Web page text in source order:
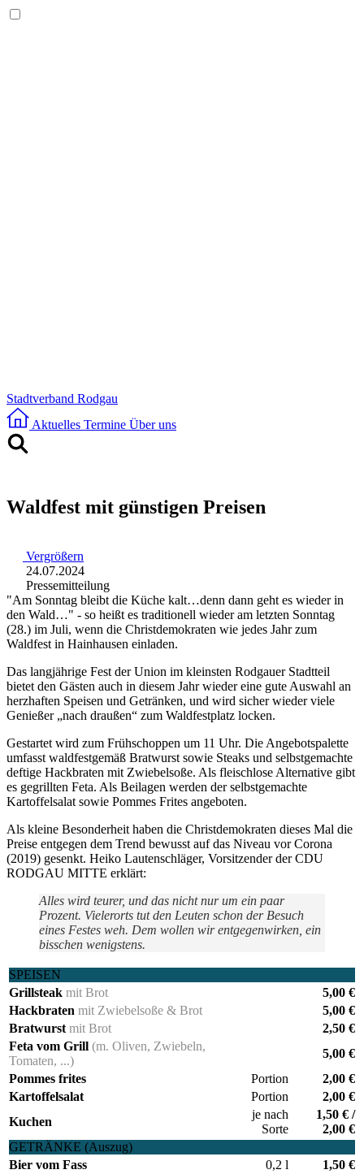
Stadtverband Rodgau
Aktuelles Termine Über uns
Waldfest mit günstigen Preisen
Vergrößern
24.07.2024
Pressemitteilung
"Am Sonntag bleibt die Küche kalt…denn dann geht es wieder in
den Wald…" - so heißt es traditionell wieder am letzten Sonntag
(28.) im Juli, wenn die Christdemokraten wie jedes Jahr zum
Waldfest in Hainhausen einladen.
Das langjährige Fest der Union im kleinsten Rodgauer Stadtteil
bietet den Gästen auch in diesem Jahr wieder eine gute Auswahl an
herzhaften Speisen und Getränken, und wird sicher wieder viele
Genießer „nach draußen“ zum Waldfestplatz locken.
Gestartet wird zum Frühschoppen um 11 Uhr. Die Angebotspalette
umfasst waldfestgemäß Bratwurst sowie Steaks und selbstgemachte
deftige Hackbraten mit Zwiebelsoße. Als fleischlose Alternative gibt
es gegrillten Feta. Als Beilagen werden der selbstgemachte
Kartoffelsalat sowie Pommes Frites angeboten.
Als kleine Besonderheit haben die Christdemokraten dieses Mal die
Preise entgegen dem Trend bewusst auf das Niveau vor Corona
(2019) gesenkt. Heiko Lautenschläger, Vorsitzender der CDU
RODGAU MITTE erklärt:
Alles wird teurer, und das nicht nur um ein paar
Prozent. Vielerorts tut den Leuten schon der Besuch
eines Festes weh. Dem wollen wir entgegenwirken, ein
bisschen wenigstens.
SPEISEN
Grillsteak mit Brot
5,00 €
Hackbraten mit Zwiebelsoße & Brot
5,00 €
Bratwurst mit Brot
2,50 €
Feta vom Grill (m. Oliven, Zwiebeln,
Tomaten, ...)
5,00 €
Pommes frites
Portion
2,00 €
Kartoffelsalat
Portion
2,00 €
Kuchen
je nach
Sorte
1,50 € /
2,00 €
GETRÄNKE (Auszug)
Bier vom Fass
0,2 l​
1,50 €